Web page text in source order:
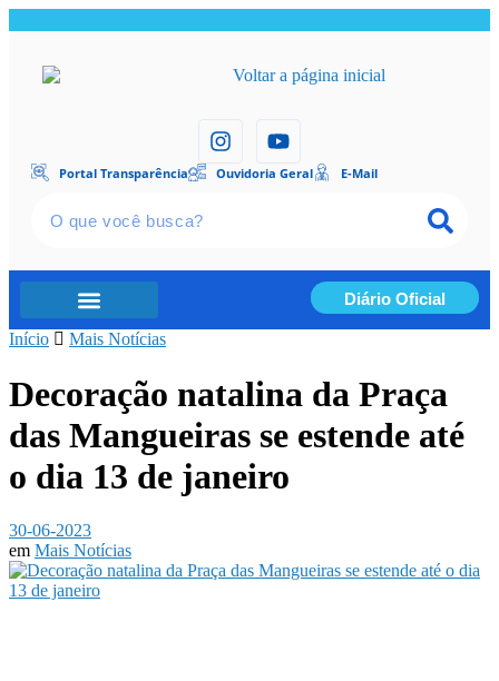
Portal Transparência Ouvidoria Geral E-Mail
Diário Oficial
Início Mais Notícias
Decoração natalina da Praça
das Mangueiras se estende até
o dia 13 de janeiro
30-06-2023
em Mais Notícias